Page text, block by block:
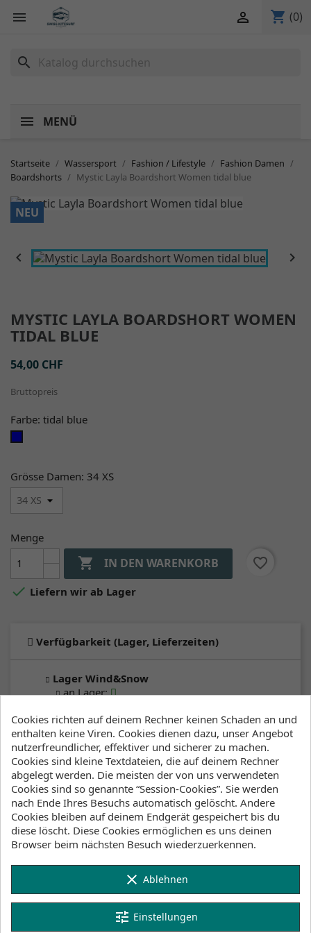
 shopping_cart (0)

search
MENÜ
Startseite Wassersport Fashion / Lifestyle
Fashion Damen
Boardshorts
Mystic Layla Boardshort Women tidal blue
NEU
 
MYSTIC LAYLA BOARDSHORT WOMEN
TIDAL BLUE
54,00 CHF
Bruttopreis
Farbe: tidal blue
Grösse Damen: 34 XS
Menge
 IN DEN WARENKORB
favorite_border
 Liefern wir ab Lager
Verfügbarkeit (Lager, Lieferzeiten)
Lager Wind&Snow
an Lager:
Klicke hier um die Lagerbestände anzuzeigen
Beschreibung
Artikeldetails
Lagerbestand
eine bequeme Passform. Kontrastierende
Retro-Einfassungen und ein kleiner Mystic-
Print am Bein sorgen für einen coolen Look,
während die Schlüsselschlaufe an der
Gesäßtasche einen funktionalen Touch
Cookies richten auf deinem Rechner keinen Schaden an und
enthalten keine Viren. Cookies dienen dazu, unser Angebot
nutzerfreundlicher, effektiver und sicherer zu machen.
Cookies sind kleine Textdateien, die auf deinem Rechner
abgelegt werden. Die meisten der von uns verwendeten
Cookies sind so genannte “Session-Cookies”. Sie werden
nach Ende Ihres Besuchs automatisch gelöscht. Andere
Cookies bleiben auf deinem Endgerät gespeichert bis du
diese löscht. Diese Cookies ermöglichen es uns deinen
Browser beim nächsten Besuch wiederzuerkennen.
clear Ablehnen
tune Einstellungen